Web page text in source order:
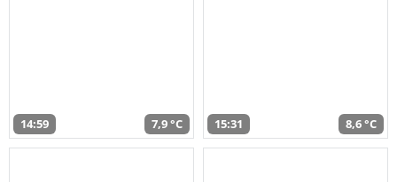
14:59 7,9 °C 15:31 8,6 °C